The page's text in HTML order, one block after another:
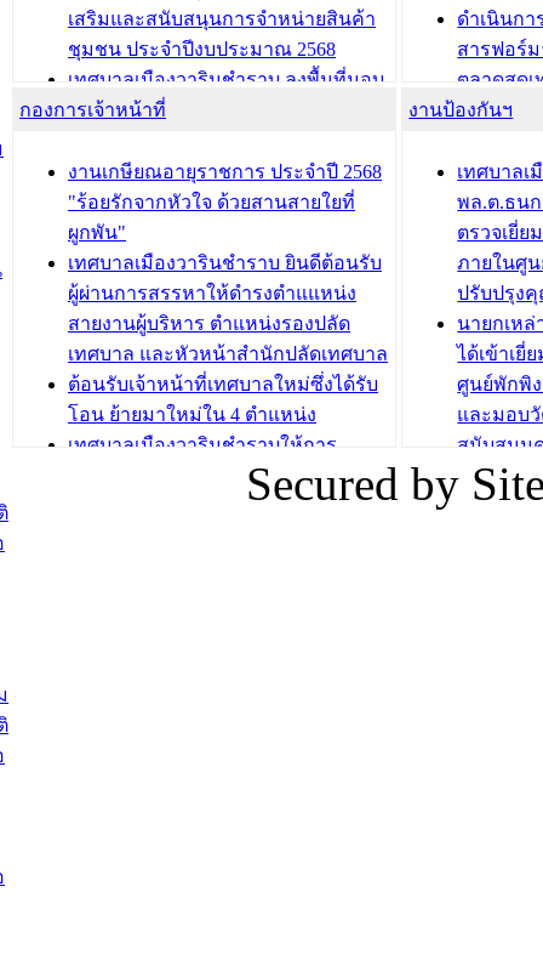
บทความ อื่นๆ ... บทความ อื่นๆ ...
เสริมและสนับสนุนการจำหน่ายสินค้า
ชุมชน ประจำปีงบประมาณ 2568
เทศบาลเมืองวารินชำราบ ลงพื้นที่มอบ
น้ำดื่มแก่ผู้พักอาศัย ณ ศูนย์พักพิง
กองสวัสดิการสังคม เทศบาลเมือง
วารินชำราบ จัดโครงการอบรมอาชีพ
ระยะสั้น ประจำปี 2568 (หลักสูตรการ
ถักทอผลิตภัณฑ์จากถุงพลาสติก)
บทความ อื่นๆ ...
ดำเนินกา
สารฟอร์
ตลาดสดเ
วารินชำร
ถนนแก่เ
เด็กเล็ก
เทศบาลเ
ปรึกษาห
วัยของอ
บทความ อื่นๆ ...
กองการเจ้าหน้าที่
งานเกษียณอายุราชการ ประจำปี 2568
"ร้อยรักจากหัวใจ ด้วยสานสายใยที่
ผูกพัน"
เทศบาลเมืองวารินชำราบ ยินดีต้อนรับ
ผู้ผ่านการสรรหาให้ดำรงตำแแหน่ง
สายงานผู้บริหาร ตำแหน่งรองปลัด
เทศบาล และหัวหน้าสำนักปลัดเทศบาล
ต้อนรับเจ้าหน้าที่เทศบาลใหม่ซึ่งได้รับ
โอน ย้ายมาใหม่ใน 4 ตำแหน่ง
เทศบาลเมืองวารินชำราบให้การ
ต้อนรับพนักงานเทศบาลผู้ผ่านการ
สรรหาให้ดำรงตำแหน่งสายงานผู้
งานป้องกันฯ
เทศบาลเ
พล.ต.ธน
ตรวจเยี่ย
ภายในศู
ปรับปรุง
นายกเห
ได้เข้าเยี่
ศูนย์พักพิ
และมอบ
สนับสนุน
ภัยน้ำท่วม
ภาพบรร
Secured by